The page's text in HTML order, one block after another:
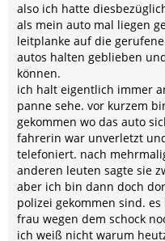
also ich hatte
als mein auto mal liegen
leitplanke auf die
autos halten geblieben
können.
ich halt eigentlich immer
panne sehe. vor kurzem
gekommen wo das auto
fahrerin war unverletzt
telefoniert. nach
anderen leuten sagte sie
aber ich bin dann doch
polizei gekommen sind.
frau wegen dem schock
ich weiß nicht warum